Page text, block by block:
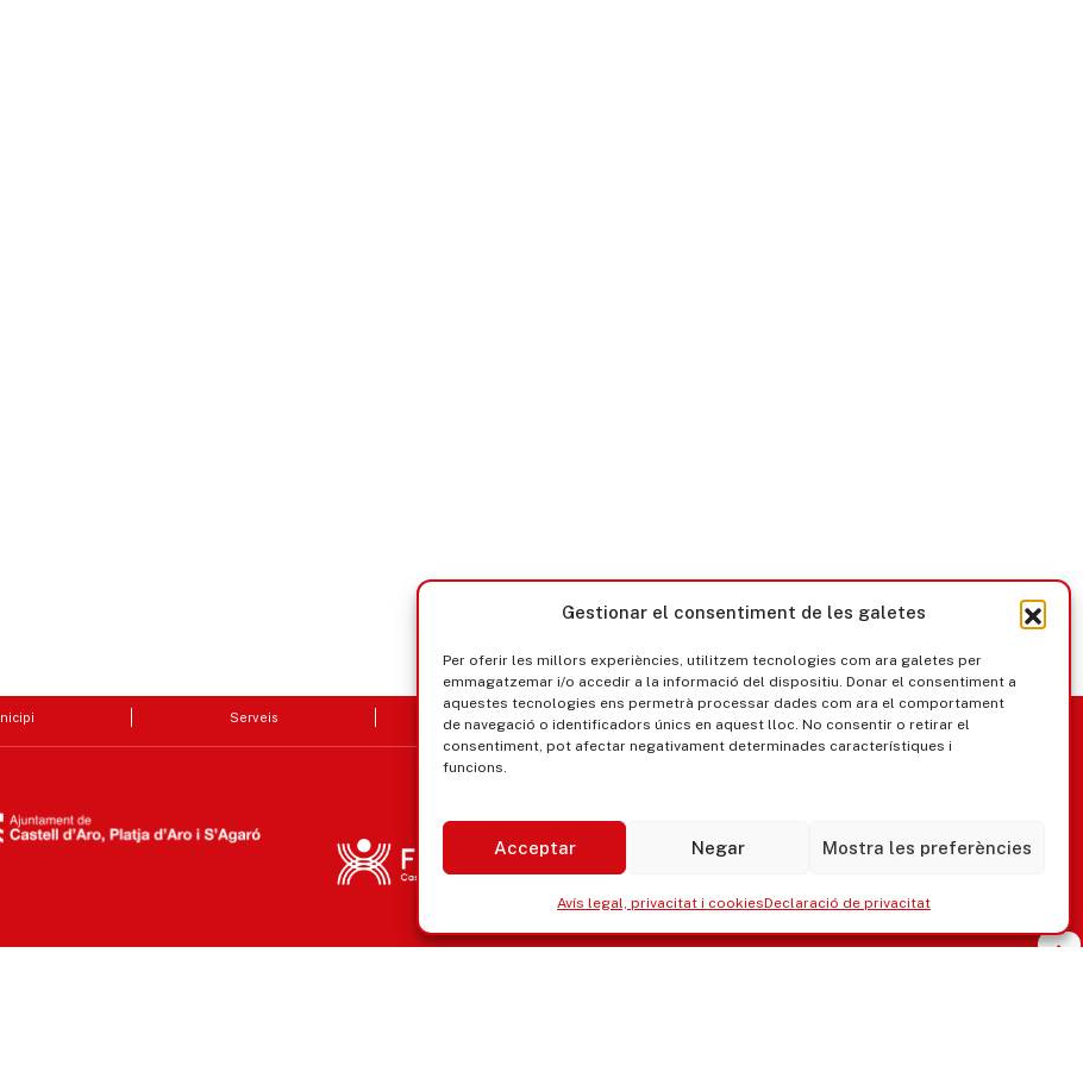
Gestionar el consentiment de les galetes
Per oferir les millors experiències, utilitzem tecnologies com ara galetes per
emmagatzemar i/o accedir a la informació del dispositiu. Donar el consentiment a
aquestes tecnologies ens permetrà processar dades com ara el comportament
de navegació o identificadors únics en aquest lloc. No consentir o retirar el
consentiment, pot afectar negativament determinades característiques i
funcions.
Acceptar Negar Mostra les preferències
Avís legal, privacitat i cookiesDeclaració de privacitat
Serveis Seu electrònica Govern obert